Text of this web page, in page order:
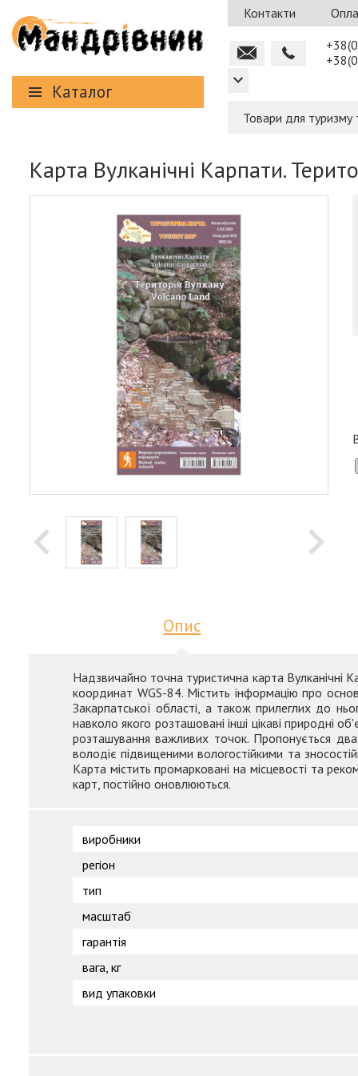
Каталог
Контакти
Товари для туризму
Карта Вулканічні Карпати.
Опис
Надзвичайно точна туристична карта Вулканічні
координат WGS-84. Містить інформацію про
Закарпатської області, а також прилеглих до
навколо якого розташовані інші цікаві природні
розташування важливих точок. Пропонується
володіє підвищеними вологостійкими та
Карта містить промарковані на місцевості та
карт, постійно оновлюються.
виробники
регіон
тип
масштаб
гарантія
вага, кг
вид упаковки